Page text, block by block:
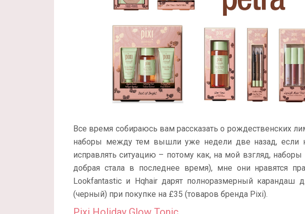
Все время собираюсь вам рассказать о рождественских
наборы между тем вышли уже недели две назад, если
исправлять ситуацию – потому как, на мой взгляд,
добрая стала в последнее время), мне они нравятся
Lookfantastic и Hqhair дарят полноразмерный карандаш
(черный) при покупке на £35 (товаров бренда Pixi).